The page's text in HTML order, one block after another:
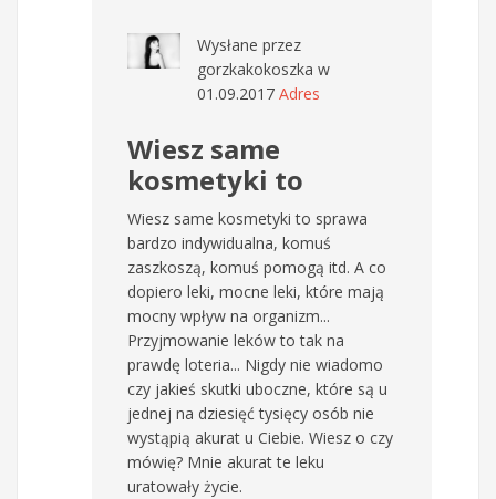
Wysłane przez
gorzkakokoszka w
01.09.2017 Adres
Wiesz same
kosmetyki to
Wiesz same kosmetyki to sprawa
bardzo indywidualna, komuś
zaszkoszą, komuś pomogą itd. A co
dopiero leki, mocne leki, które mają
mocny wpływ na organizm...
Przyjmowanie leków to tak na
prawdę loteria... Nigdy nie wiadomo
czy jakieś skutki uboczne, które są u
jednej na dziesięć tysięcy osób nie
wystąpią akurat u Ciebie. Wiesz o czy
mówię? Mnie akurat te leku
uratowały życie.